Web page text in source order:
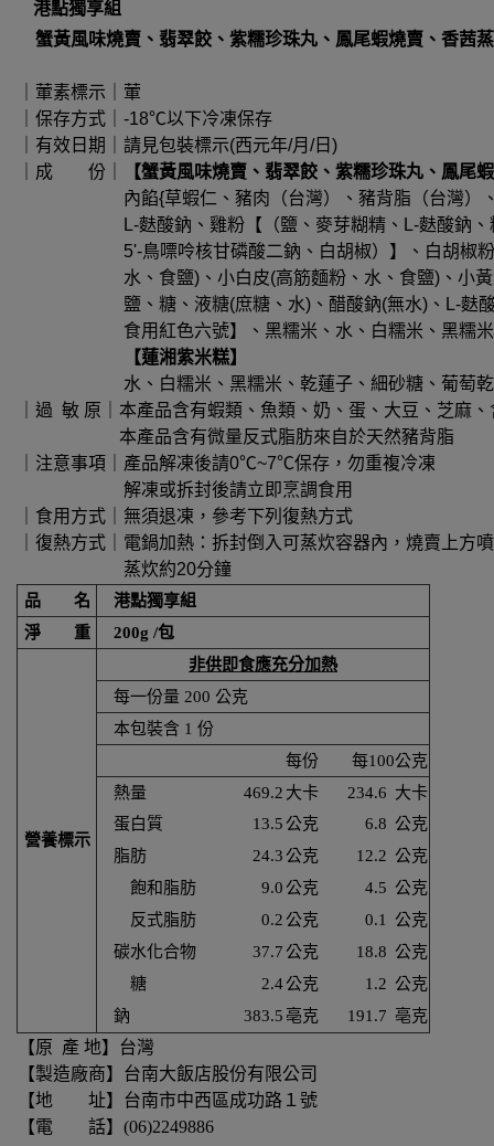
港點獨享組
蟹黃風味燒賣、翡翠餃、紫糯珍珠丸、鳳尾蝦燒賣、香茜
｜葷素標示｜葷
｜保存方式｜-18℃以下冷凍保存
｜有效日期｜請見包裝標示(西元年/月/日)
｜成 份｜
【蟹黃風味燒賣、翡翠餃、紫糯珍珠丸、鳳尾
內餡{草蝦仁、豬肉（台灣）、豬背脂（台灣）、水、
L-麩酸鈉、雞粉【（鹽、麥芽糊精、L-麩酸鈉、糖、
5'-鳥嘌呤核甘磷酸二鈉、白胡椒）】、白胡椒粉}、大
水、食鹽)、小白皮(高筋麵粉、水、食鹽)、小黃皮(高
鹽、糖、液糖(庶糖、水)、醋酸鈉(無水)、L-麩酸鈉、
食用紅色六號】、黑糯米、水、白糯米、黑糯米、
【蓮湘紫米糕】
水、白糯米、黑糯米、乾蓮子、細砂糖、葡萄乾
｜過 敏 原｜本產品含有蝦類、魚類、奶、蛋、大豆、芝麻
本產品含有微量反式脂肪來自於天然豬背脂
｜注意事項｜產品解凍後請0℃~7℃保存，勿重複冷凍
解凍或拆封後請立即烹調食用
｜食用方式｜無須退凍，參考下列復熱方式
｜復熱方式｜電鍋加熱：拆封倒入可蒸炊容器內，燒賣上方
蒸炊約20分鐘
品 名
港點獨享組
淨 重
200g /包
營養標示
非供即食應充分加熱
每一份量 200 公克
本包裝含 1 份
每份
每100公克
熱量
469.2 大卡 234.6 大卡
蛋白質
13.5 公克 6.8 公克
脂肪
24.3 公克 12.2 公克
飽和脂肪
9.0 公克 4.5 公克
反式脂肪
0.2 公克 0.1 公克
碳水化合物
37.7 公克 18.8 公克
糖
2.4公克 1.2 公克
鈉
383.5 亳克 191.7 亳克
【原 產 地】台灣
【製造廠商】台南大飯店股份有限公司
【地 址】台南市中西區成功路１號
【電 話】(06)2249886